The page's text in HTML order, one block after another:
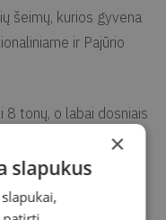
šeimų, kurios gyvena
ir Pajūrio
8 tonų, o labai dosniais
po gultu yra
su bičių terapijos
×
slapukus